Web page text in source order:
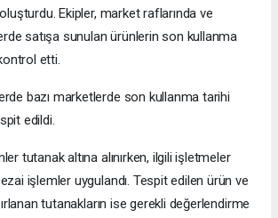
Ekipler, market raflarında ve
satışa sunulan ürünlerin son kullanma
etti.
bazı marketlerde son kullanma tarihi
edildi.
tutanak altına alınırken, ilgili işletmeler
işlemler uygulandı. Tespit edilen ürün ve
tutanakların ise gerekli değerlendirme